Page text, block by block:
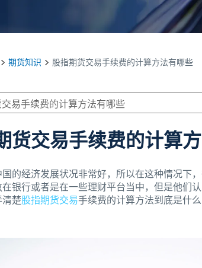
期货知识 股指期货交易手续费的计算方法有哪些
货交易手续费的计算
的经济发展状况非常好，所以在这种情况下
银行或者是在一些理财平台当中，但是他们
清楚股指期货交易手续费的计算方法到底是什